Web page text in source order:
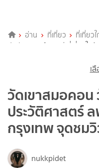
อ่าน ที่เที่ยว ที่เที่ยว
ประวัติศาสตร์ ลพบุรี ที่เที่ยวใก
เ
วัดเขาสมอคอน
ประวัติศาสตร์
กรุงเทพ จุดชม
nukkpidet